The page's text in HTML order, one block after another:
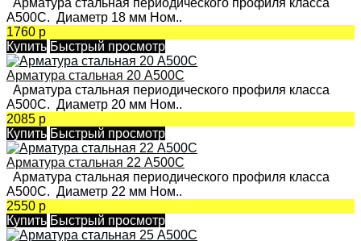
А500С. Диаметр 18 мм Ном..
1760 р
Купить Быстрый просмотр
Арматура стальная 20 А500С
Арматура стальная периодического профиля класса
А500С. Диаметр 20 мм Ном..
2085 р
Купить Быстрый просмотр
Арматура стальная 22 А500С
Арматура стальная периодического профиля класса
А500С. Диаметр 22 мм Ном..
2550 р
Купить Быстрый просмотр